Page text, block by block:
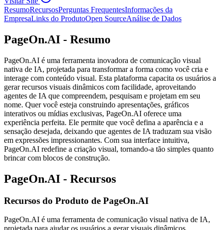
ResumoRecursosPerguntas FrequentesInformações da
EmpresaLinks do ProdutoOpen SourceAnálise de Dados
PageOn.AI - Resumo
PageOn.AI é uma ferramenta inovadora de comunicação visual
nativa de IA, projetada para transformar a forma como você cria e
interage com conteúdo visual. Esta plataforma capacita os usuários a
gerar recursos visuais dinâmicos com facilidade, aproveitando
agentes de IA que compreendem, pesquisam e projetam em seu
nome. Quer você esteja construindo apresentações, gráficos
interativos ou mídias exclusivas, PageOn.AI oferece uma
experiência perfeita. Ele permite que você defina a aparência e a
sensação desejada, deixando que agentes de IA traduzam sua visão
em expressões impressionantes. Com sua interface intuitiva,
PageOn.AI redefine a criação visual, tornando-a tão simples quanto
brincar com blocos de construção.
PageOn.AI - Recursos
Recursos do Produto de PageOn.AI
PageOn.AI é uma ferramenta de comunicação visual nativa de IA,